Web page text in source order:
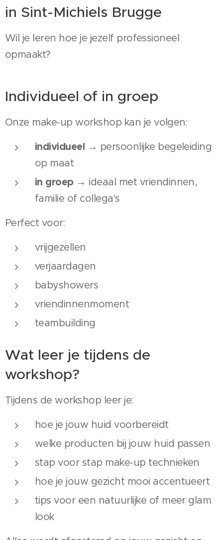
in Sint-Michiels Brugge
Wil je leren hoe je jezelf professioneel
opmaakt?
Individueel of in groep
Onze make-up workshop kan je volgen:
individueel → persoonlijke begeleiding
op maat
in groep → ideaal met vriendinnen,
familie of collega's
Perfect voor:
vrijgezellen
verjaardagen
babyshowers
vriendinnenmoment
teambuilding
Wat leer je tijdens de
workshop?
Tijdens de workshop leer je:
hoe je jouw huid voorbereidt
welke producten bij jouw huid passen
stap voor stap make-up technieken
hoe je jouw gezicht mooi accentueert
tips voor een natuurlijke of meer glam
look